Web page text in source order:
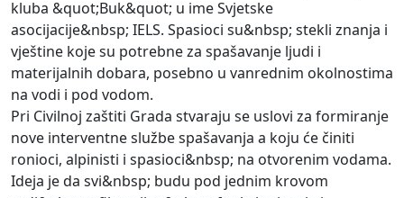
kluba &quot;Buk&quot; u ime Svjetske
asocijacije&nbsp; IELS. Spasioci su&nbsp; stekli znanja i
vještine koje su potrebne za spašavanje ljudi i
materijalnih dobara, posebno u vanrednim okolnostima
na vodi i pod vodom.
Pri Civilnoj zaštiti Grada stvaraju se uslovi za formiranje
nove interventne službe spašavanja a koju će činiti
ronioci, alpinisti i spasioci&nbsp; na otvorenim vodama.
Ideja je da svi&nbsp; budu pod jednim krovom